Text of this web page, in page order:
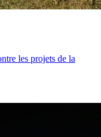
les projets de la